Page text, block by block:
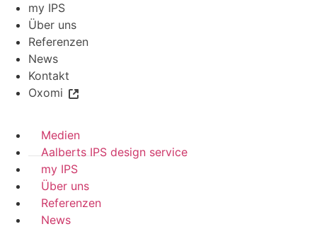
my IPS
Über uns
Referenzen
News
Kontakt
Oxomi
Medien
Aalberts IPS design service
my IPS
Über uns
Referenzen
News